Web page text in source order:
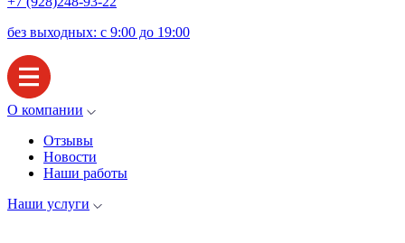
без выходных: с 9:00 до 19:00
О компании
Отзывы
Новости
Наши работы
Наши услуги